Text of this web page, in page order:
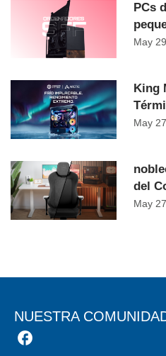
PCs
May
King
May
del
May
NUESTRA